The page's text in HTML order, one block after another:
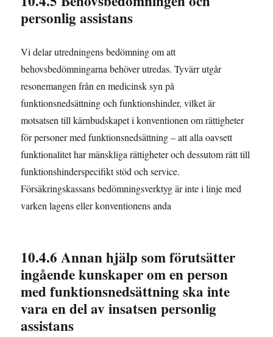
personlig assistans
Vi delar utredningens bedömning om att
behovsbedömningarna behöver utredas. Tyvärr utgår
resonemangen från en medicinsk syn på
funktionsnedsättning och funktionshinder, vilket är
motsatsen till kärnbudskapet i konventionen om rättigheter
för personer med funktionsnedsättning – att alla oavsett
funktionalitet har mänskliga rättigheter och dessutom rätt till
funktionshinderspecifikt stöd och service.
Försäkringskassans bedömningsverktyg är inte i linje med
varken lagens eller konventionens anda
10.4.6 Annan hjälp som förutsätter
ingående kunskaper om en person
med funktionsnedsättning ska inte
vara en del av insatsen personlig
assistans